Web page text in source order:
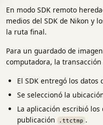
En modo SDK remoto
medios del SDK de Nikon y
la ruta final.
Para un guardado de
computadora, la
El SDK entregó los datos
Se seleccionó la
La aplicación escribió
publicación
.ttctmp .